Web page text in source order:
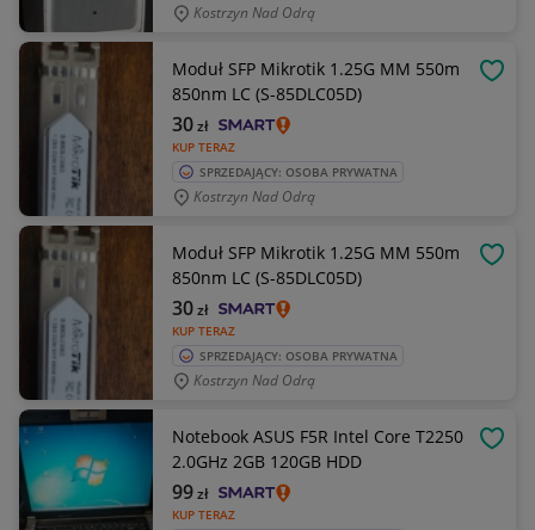
Kostrzyn Nad Odrą
Moduł SFP Mikrotik 1.25G MM 550m
850nm LC (S-85DLC05D)
KUP TERAZ
30zł
SPRZEDAJĄCY: OSOBA PRYWATNA
Kostrzyn Nad Odrą
Moduł SFP Mikrotik 1.25G MM 550m
850nm LC (S-85DLC05D)
KUP TERAZ
30zł
SPRZEDAJĄCY: OSOBA PRYWATNA
Kostrzyn Nad Odrą
Notebook ASUS F5R Intel Core T2250
2.0GHz 2GB 120GB HDD
KUP TERAZ
99zł